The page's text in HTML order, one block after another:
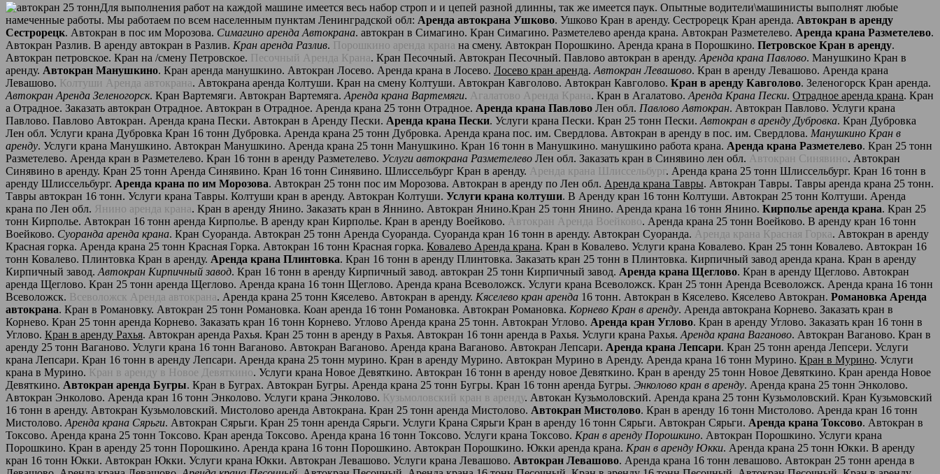
Для выполнения работ на каждой машине имеется весь набор строп и и цепей разной длинны, так же имеется паук. Опытные водители\машинисты выполнят любые
намеченные работы. Мы работаем по всем населенным пунктам Ленинградской обл: Аренда автокрана Ушково. Ушково Кран в аренду. Сестрорецк Кран аренда. Автокран в аренду
Сестрорецк. Автокран в пос им Морозова. Симагино аренда Автокрана. автокран в Симагино. Кран Симагино. Разметелево аренда крана. Автокран Разметелево. Аренда крана Разметелево.
Автокран Разлив. В аренду автокран в Разлив. Кран аренда Разлив. Порошкино аренда крана на смену. Автокран Порошкино. Аренда крана в Порошкино. Петровское Кран в аренду.
Автокран петровское. Кран на /смену Петровское. Песочный Аренда Крана. Кран Песочный. Автокран Песочный. Павлово автокран в аренду. Аренда крана Павлово. Манушкино Кран в
аренду. Автокран Манушкино. Кран аренда манушкино. Автокран Лосево. Аренда крана в Лосево. Лосево кран аренда. Автокран Левашово. Кран в аренду Левашово. Аренда крана
Левашово. Колтуши Аренда автокрана. Автокрана аренда Колтуши. Кран на смену Колтуши. Автокран Кавголово. Автокран Кавголово. Кран в аренду Кавголово. Зеленогорск Кран аренда.
Автокран Аренда Зеленогорск. Кран Вартемяги. Автокран Вартемяга. Аренда крана Вартемяги. Агалатово Аренда Крана. Кран в Агалатово. Аренда Крана Пески. Отрадное аренда крана. Кран
а Отрадное. Заказать автокран Отрадное. Автокран в Отрадное. Аренда крана 25 тонн Отрадное. Аренда крана Павлово Лен обл. Павлово Автокран. Автокран Павлово. Услуги крана
Павлово. Павлово Автокран. Аренда крана Пески. Автокран в Аренду Пески. Аренда крана Пески. Услуги крана Пески. Кран 25 тонн Пески. Автокран в аренду Дубровка. Кран Дубровка
Лен обл. Услуги крана Дубровка Кран 16 тонн Дубровка. Аренда крана 25 тонн Дубровка. Аренда крана пос. им. Свердлова. Автокран в аренду в пос. им. Свердлова. Манушкино Кран в
аренду. Услуги крана Манушкино. Автокран Манушкино. Аренда крана 25 тонн Манушкино. Кран 16 тонн в Манушкино. манушкино работа крана. Аренда крана Разметелево. Кран 25 тонн
Разметелево. Аренда кран в Разметелево. Кран 16 тонн в аренду Разметелево. Услуги автокрана Разметелево Лен обл. Заказать кран в Синявино лен обл. Автокран Синявино. Автокран
Синявино в аренду. Кран 25 тонн Аренда Синявино. Кран 16 тонн Синявино. Шлиссельбург Кран в аренду. Аренда крана Шлиссельбург. Аренда крана 25 тонн Шлиссельбург. Кран 16 тонн в
аренду Шлиссельбург. Аренда крана по им Морозова. Автокран 25 тонн пос им Морозова. Автокран в аренду по Лен обл. Аренда крана Тавры. Автокран Тавры. Тавры аренда крана 25 тонн.
Тавры автокран 16 тонн. Услуги крана Тавры. Колтуши кран в аренду. Автокран Колтуши. Услуги крана колтуши. В Аренду кран 16 тонн Колтуши. Автокран 25 тонн Колтуши. Аренда
крана по Лен обл. Янино аренда крана. Кран в аренду Янино. Заказать кран в Яннино. Автокран Янино.Кран 25 тонн Янино. Аренда крана 16 тонн Янино. Кирполье аренда крана. Кран 25
тонн Кирполье. Автокран 16 тонн аренда Кирполье. В аренду кран Кирполье. Кран в аренду Воейково. Автокран Аренда Воейково. Аренда крана 25 тонн Воейково. В аренду кран 16 тонн
Воейково. Суоранда аренда крана. Кран Суоранда. Автокран 25 тонн Аренда Суоранда. Суоранда кран 16 тонн в аренду. Автокран Суоранда. Аренда крана Красная Горка. Автокран в аренду
Красная горка. Аренда крана 25 тонн Красная Горка. Автокран 16 тонн Красная горка. Ковалево Аренда крана. Кран в Ковалево. Услуги крана Ковалево. Кран 25 тонн Ковалево. Автокран 16
тонн Ковалево. Плинтовка Кран в аренду. Аренда крана Плинтовка. Кран 16 тонн в аренду Плинтовка. Заказать кран 25 тонн в Плинтовка. Кирпичный завод аренда крана. Кран в аренду
Кирпичный завод. Автокран Кирпичный завод. Кран 16 тонн в аренду Кирпичный завод. автокран 25 тонн Кирпичный завод. Аренда крана Щеглово. Кран в аренду Щеглово. Автокран
аренда Щеглово. Кран 25 тонн аренда Щеглово. Аренда крана 16 тонн Щеглово. Аренда крана Всеволожск. Услуги крана Всеволожск. Кран 25 тонн Аренда Всеволожск. Аренда крана 16 тонн
Всеволожск. Всеволожск Аренда автокрана. Аренда крана 25 тонн Кяселево. Автокран в аренду. Кяселево кран аренда 16 тонн. Автокран в Кяселево. Кяселево Автокран. Романовка Аренда
автокрана. Кран в Романовку. Автокран 25 тонн Романовка. Коан аренда 16 тонн Романовка. Автокран Романовка. Корнево Кран в аренду. Аренда автокрана Корнево. Заказать кран в
Корнево. Кран 25 тонн аренда Корнево. Заказать кран 16 тонн Корнево. Углово Аренда крана 25 тонн. Автокран Углово. Аренда кран Углово. Кран в аренду Углово. Заказать кран 16 тонн в
Углово. Кран в аренду Рахья. Автокран аренда Рахья. Кран 25 тонн в аренду в Рахья. Автокран 16 тонн аренда в Рахья. Услуги крана Рахья. Аренда крана Ваганово. Автокран Ваганово. Кран в
аренду 25 тонн Ваганово. Услуги крана 16 тонн Ваганово. Автокран Ваганово. Аренда крана Ваганово. Автокран Лепсари. Аренда крана Лепсари. Кран 25 тонн аренда Лепсери. Услуги
крана Лепсари. Кран 16 тонн в аренду Лепсари. Аренда крана 25 тонн мурино. Кран в аренду Мурино. Автокран Мурино в Аренду. Аренда крана 16 тонн Мурино. Кран в Мурино. Услуги
крана в Мурино. Кран в аренду в Новое Девяткино. Услуги крана Новое Девяткино. Автокран 16 тонн в аренду новое Девяткино. Кран в аренду 25 тонн Новое Девяткино. Кран аренда Новое
Девяткино. Автокран аренда Бугры. Кран в Буграх. Автокран Бугры. Аренда крана 25 тонн Бугры. Кран 16 тонн аренда Бугры. Энколово кран в аренду. Аренда крана 25 тонн Энколово.
Автокран Энколово. Аренда кран 16 тонн Энколово. Услуги крана Энколово. Кузьмоловский кран в аренду. Автокан Кузьмоловский. Аренда крана 25 тонн Кузьмоловский. Кран Кузьмовский
16 тонн в аренду. Автокран Кузьмоловский. Мистолово аренда Автокрана. Кран 25 тонн аренда Мистолово. Автокран Мистолово. Кран в аренду 16 тонн Мистолово. Аренда кран 16 тонн
Мистолово. Аренда крана Сярьги. Автокран Сярьги. Кран 25 тонн аренда Сярьги. Услуги Крана Сярьги Кран в аренду 16 тонн Сярьги. Автокран Сярьги. Аренда крана Токсово. Автокран в
Токсово. Аренда крана 25 тонн Токсово. Кран аренда Токсово. Аренда крана 16 тонн Токсово. Услуги крана Токсово. Кран в аренду Порошкино. Автокран Порошкино. Услуги крана
Порошкино. Кран в аренду 25 тонн Порошкино. Аренда крана 16 тонн Порошкино. Автокран Порошкино. Юкки аренда крана. Кран в аренду Юкки. Аренда крана 25 тонн Юкки. В аренду
кран 16 тонн Юкки. Автокран Юкки. Услуги крана Юкки. Автокран Левашово. Услуги крана Левашово. Автокран Левашово. Аренда крана 16 тонн левашово. Автокран 25 тонн аренда в